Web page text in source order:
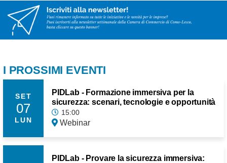
I PROSSIMI EVENTI
SET
07
LUN
PIDLab - Formazione immersiva per la
sicurezza: scenari, tecnologie e opportunità
15:00
Webinar
PIDLab - Provare la sicurezza immersiva: